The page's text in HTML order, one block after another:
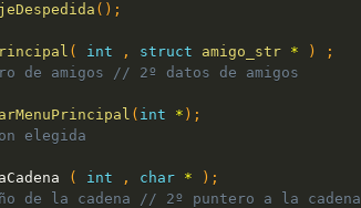
( ) ;
( int , struct amigo_str * )
;
de amigos // 2º datos de amigos
( int * ) ;
elegida
( int , char * ) ;
de la cadena // 2º puntero a la cadena